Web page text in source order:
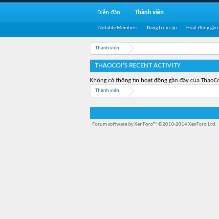
Thành viên
THAOCOI'S RECENT ACTIVITY
Không có thông tin hoạt động gần đây của
Thành viên
Diễn đàn Thành viên
Notable Members Đang truy cập Hoạt động gần
Forum software by XenForo™ ©2010-2014 XenForo Ltd.